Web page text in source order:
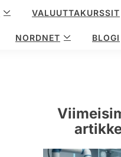
VALUUTTAKURSSIT
NORDNET BLOGI